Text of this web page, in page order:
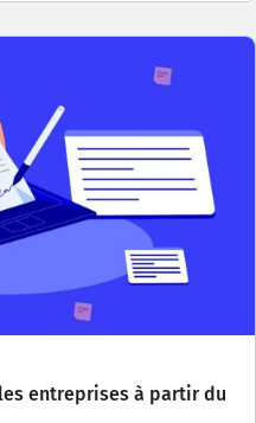
entreprises à partir du